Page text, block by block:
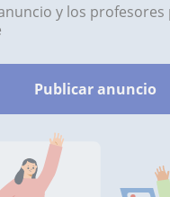
y los
Publicar anuncio